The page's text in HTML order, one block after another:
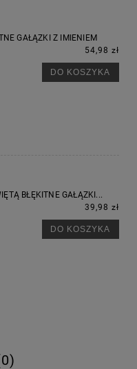
GAŁĄZKI Z IMIENIEM
54,98 zł
DO KOSZYKA
BŁĘKITNE GAŁĄZKI...
39,98 zł
DO KOSZYKA